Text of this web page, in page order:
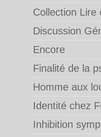
Collection Lire
Discussion
Encore
Finalité de la
Homme aux
Identité chez
Inhibition